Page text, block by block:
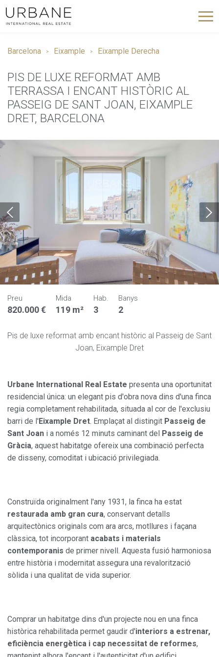
Barcelona Eixample Eixample Derecha
PIS DE LUXE REFORMAT AMB
TERRASSA I ENCANT HISTÒRIC AL
PASSEIG DE SANT JOAN, EIXAMPLE
DRET, BARCELONA
Preu
820.000 €
Mida
119 m²
Hab.
3
Banys
2
Pis de luxe reformat amb encant històric al Passeig de Sant
Joan, Eixample Dret
Urbane International Real Estate presenta una oportunitat
residencial única: un elegant pis d'obra nova dins d'una finca
regia completament rehabilitada, situada al cor de l'exclusiu
barri de l'Eixample Dret. Emplaçat al distingit Passeig de
Sant Joan i a només 12 minuts caminant del Passeig de
Gràcia, aquest habitatge ofereix una combinació perfecta
de disseny, comoditat i ubicació privilegiada.
Construïda originalment l'any 1931, la finca ha estat
restaurada amb gran cura, conservant detalls
arquitectònics originals com ara arcs, motllures i façana
clàssica, tot incorporant acabats i materials
contemporanis de primer nivell. Aquesta fusió harmoniosa
entre història i modernitat assegura una revalorització
sòlida i una qualitat de vida superior.
Comprar un habitatge dins d'un projecte nou en una finca
històrica rehabilitada permet gaudir d'interiors a estrenar,
eficiència energètica i cap necessitat de reformes,